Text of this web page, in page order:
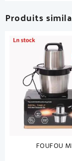
Produits
FOUFOU